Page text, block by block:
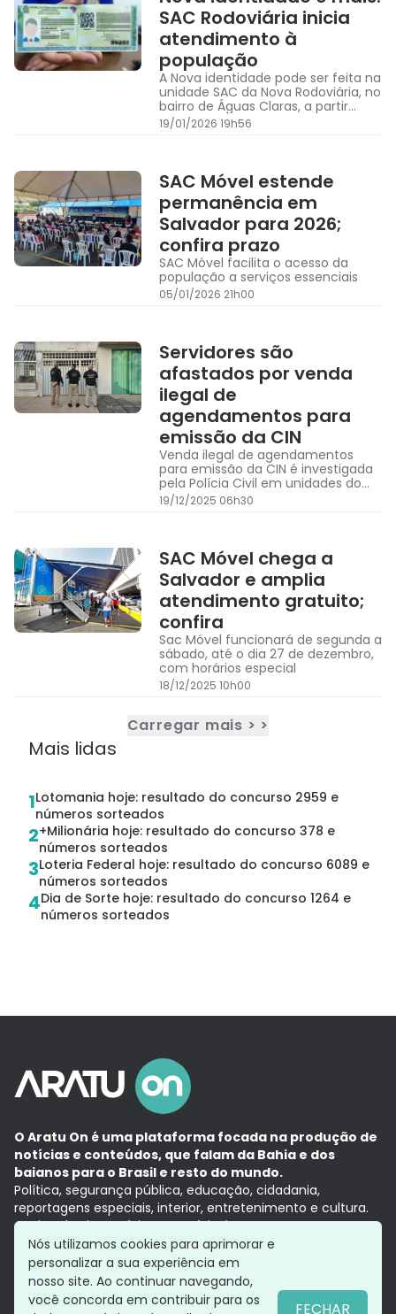
SAC Rodoviária inicia
atendimento à
população
A Nova identidade pode ser feita na
unidade SAC da Nova Rodoviária, no
bairro de Águas Claras, a partir
desta terça-feira, com
atendimento por ordem de
19/01/2026 19h56
SAC Móvel estende
permanência em
Salvador para 2026;
confira prazo
SAC Móvel facilita o acesso da
população a serviços essenciais
05/01/2026 21h00
Servidores são
afastados por venda
ilegal de
agendamentos para
emissão da CIN
Venda ilegal de agendamentos
para emissão da CIN é investigada
pela Polícia Civil em unidades do
SAC
19/12/2025 06h30
SAC Móvel chega a
Salvador e amplia
atendimento gratuito;
confira
Sac Móvel funcionará de segunda a
sábado, até o dia 27 de dezembro,
com horários especial
18/12/2025 10h00
Carregar mais > >
Mais lidas
1Lotomania hoje: resultado do concurso 2959 e
números sorteados
2+Milionária hoje: resultado do concurso 378 e
números sorteados
3Loteria Federal hoje: resultado do concurso 6089 e
números sorteados
4Dia de Sorte hoje: resultado do concurso 1264 e
números sorteados
O Aratu On é uma plataforma focada na produção de
notícias e conteúdos, que falam da Bahia e dos
baianos para o Brasil e resto do mundo.
Política, segurança pública, educação, cidadania,
reportagens especiais, interior, entretenimento e cultura.
Aqui, tudo vira notícia e a notícia é no tempo presente,
com a credibilidade do Grupo Aratu.
Grupo Aratu
Política de privacidade
Nós utilizamos cookies para aprimorar e
personalizar a sua experiência em
nosso site. Ao continuar navegando,
você concorda em contribuir para os
FECHAR